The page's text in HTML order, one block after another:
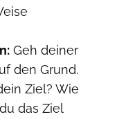
Geh deiner
den Grund.
Ziel? Wie
das Ziel